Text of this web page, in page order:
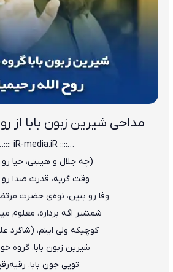
مداحی شیرین زبون بابا از
…:::: iR-media.iR ::::…
(چه جلال و هیبتی، حیا
وقت گریه، قدرت صدا رو
وفا رو ببین، نوه‌ی حضرت
شمشیر اگه برداره، معلوم
کوچیکه ولی اینم، (شاگرد
شیرین زبون بابا، گروه
تویی جون بابا،